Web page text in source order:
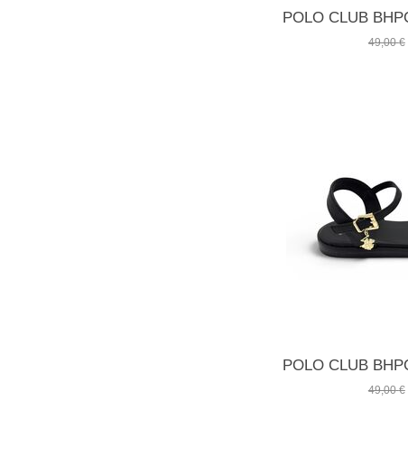
49,00 €
49,00 €